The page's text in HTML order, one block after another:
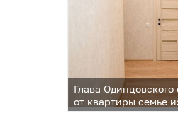
Глава
от квартиры семье